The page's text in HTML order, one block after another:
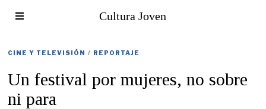
Cultura Joven
CINE Y TELEVISIÓN / REPORTAJE
Un festival por mujeres, no sobre
ni para